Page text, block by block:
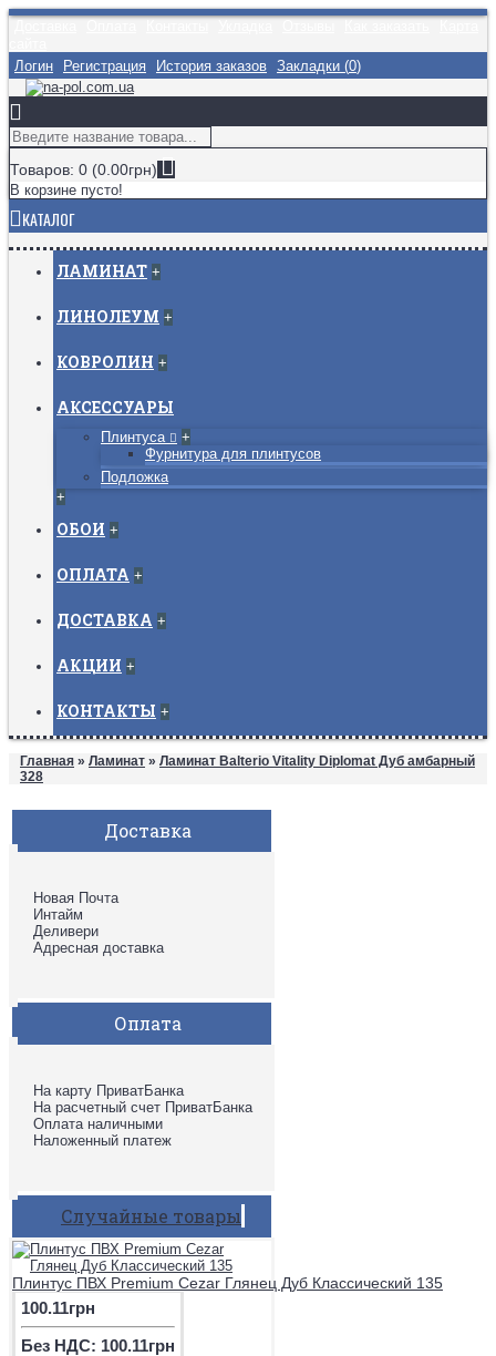
Логин
Регистрация История заказов Закладки (0)
Товаров: 0 (0.00грн)
В корзине пусто!
КАТАЛОГ
ЛАМИНАТ +
ЛИНОЛЕУМ +
КОВРОЛИН +
АКСЕССУАРЫ
Плинтуса
+
Фурнитура для плинтусов
Подложка
+
ОБОИ +
ОПЛАТА +
ДОСТАВКА +
АКЦИИ +
КОНТАКТЫ +
Главная » Ламинат » Ламинат Balterio Vitality Diplomat Дуб амбарный
328
Доставка
Новая Почта
Интайм
Деливери
Адресная доставка
Оплата
На карту ПриватБанка
На расчетный счет ПриватБанка
Оплата наличными
Наложенный платеж
Случайные товары
Плинтус ПВХ Premium Cezar Глянец Дуб Классический 135
100.11грн
Без НДС: 100.11грн